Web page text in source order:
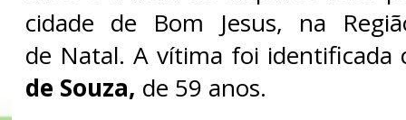
cidade de Bom Jesus, na
de Natal. A vítima foi identificada
de Souza, de 59 anos.